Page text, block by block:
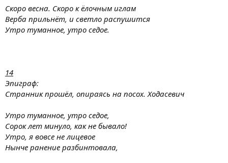
Скоро весна. Скоро к ёлочным иглам
Верба прильнёт, и светло распушится
Утро туманное, утро седое.
14
Эпиграф:
Странник прошёл, опираясь на посох. Ходасевич
Утро туманное, утро седое,
Сорок лет минуло, как не бывало!
Утро, я вовсе не лицевое
Нынче ранение разбинтовала,